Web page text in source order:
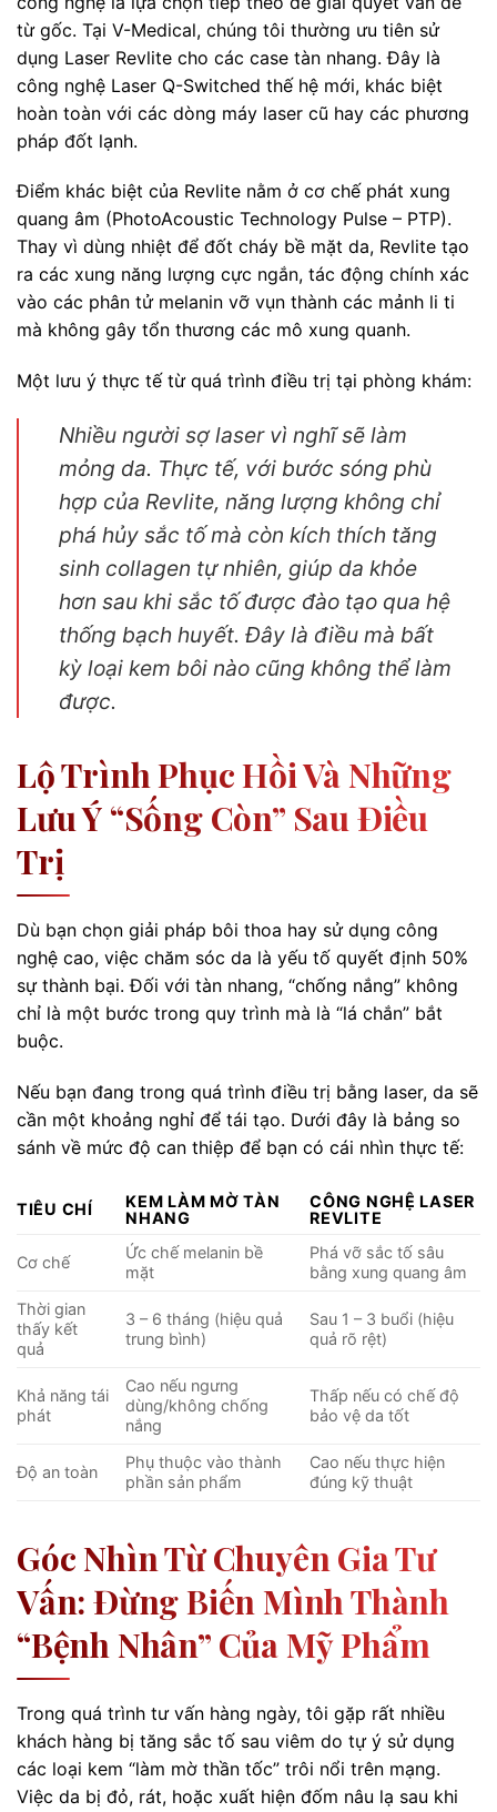
từ gốc. Tại V-Medical, chúng tôi thường ưu tiên sử
dụng Laser Revlite cho các case tàn nhang. Đây là
công nghệ Laser Q-Switched thế hệ mới, khác biệt
hoàn toàn với các dòng máy laser cũ hay các phương
pháp đốt lạnh.
Điểm khác biệt của Revlite nằm ở cơ chế phát xung
quang âm (PhotoAcoustic Technology Pulse – PTP).
Thay vì dùng nhiệt để đốt cháy bề mặt da, Revlite tạo
ra các xung năng lượng cực ngắn, tác động chính xác
vào các phân tử melanin vỡ vụn thành các mảnh li ti
mà không gây tổn thương các mô xung quanh.
Một lưu ý thực tế từ quá trình điều trị tại phòng khám:
Nhiều người sợ laser vì nghĩ sẽ làm
mỏng da. Thực tế, với bước sóng phù
hợp của Revlite, năng lượng không chỉ
phá hủy sắc tố mà còn kích thích tăng
sinh collagen tự nhiên, giúp da khỏe
hơn sau khi sắc tố được đào tạo qua hệ
thống bạch huyết. Đây là điều mà bất
kỳ loại kem bôi nào cũng không thể làm
được.
Lộ Trình Phục Hồi Và Những
Lưu Ý “sống Còn” Sau Điều
Trị
Dù bạn chọn giải pháp bôi thoa hay sử dụng công
nghệ cao, việc chăm sóc da là yếu tố quyết định 50%
sự thành bại. Đối với tàn nhang, “chống nắng” không
chỉ là một bước trong quy trình mà là “lá chắn” bắt
buộc.
Nếu bạn đang trong quá trình điều trị bằng laser, da sẽ
cần một khoảng nghỉ để tái tạo. Dưới đây là bảng so
sánh về mức độ can thiệp để bạn có cái nhìn thực tế:
TIÊU CHÍ
KEM LÀM MỜ TÀN
NHANG
CÔNG NGHỆ LASER
REVLITE
Cơ chế
Ức chế melanin bề
mặt
Phá vỡ sắc tố sâu
bằng xung quang âm
Thời gian
thấy kết
quả
3 – 6 tháng (hiệu quả
trung bình)
Sau 1 – 3 buổi (hiệu
quả rõ rệt)
Khả năng tái
phát
Cao nếu ngưng
dùng/không chống
nắng
Thấp nếu có chế độ
bảo vệ da tốt
Độ an toàn
Phụ thuộc vào thành
phần sản phẩm
Cao nếu thực hiện
đúng kỹ thuật
Góc Nhìn Từ Chuyên Gia Tư
Vấn: Đừng Biến Mình Thành
“bệnh Nhân” Của Mỹ Phẩm
Trong quá trình tư vấn hàng ngày, tôi gặp rất nhiều
khách hàng bị tăng sắc tố sau viêm do tự ý sử dụng
các loại kem “làm mờ thần tốc” trôi nổi trên mạng.
Việc da bị đỏ, rát, hoặc xuất hiện đốm nâu lạ sau khi